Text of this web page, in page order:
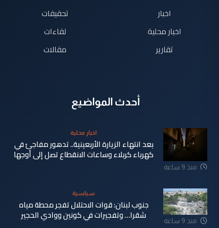
اخبار
اخبار محلية
تقارير
تحقيقات
لقاءات
مقالات
أحدث المواضيع
منذ 9 ساعة
اخبار محلية
بعد انتهاء الزيارة الأربعينية.. تدهور مفاجئ في
كهرباء كربلاء وساعات الانقطاع تصل إلى أوجها
منذ 9 ساعة
سياسية
جنوب لبنان: قوات الاحتلال تفجر محطة مياه
شقرا… وتفجيرات في كونين ووادي الحجير